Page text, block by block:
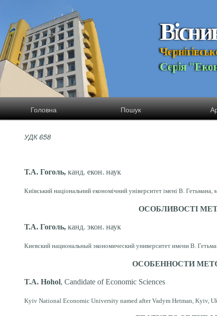
Вісни
Чернігівськ
Серія "Еко
Головна Пошук
УДК 658
Т.А. Гоголь, канд. екон. наук
Київський національний економічний університет імені В. Гетьмана,
ОСОБЛИВОСТІ
Т.А. Гоголь, канд. экон. наук
Киевский национальный экономический университет имени В.
ОСОБЕННОСТИ
T.A. Hohol, Candidate of Economic Sciences
Kyiv National Economic University named after Vadym Hetman, Kyiv,